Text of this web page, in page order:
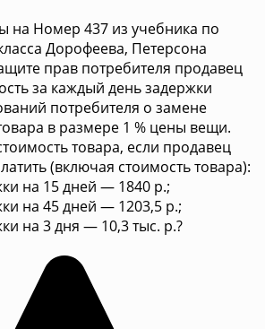
на Номер 437 из учебника по
Дорофеева, Петерсона
прав потребителя продавец
за каждый день задержки
потребителя о замене
в размере 1 % цены вещи.
товара, если продавец
(включая стоимость товара):
на 15 дней — 1840 р.;
на 45 дней — 1203,5 р.;
на 3 дня — 10,3 тыс. р.?